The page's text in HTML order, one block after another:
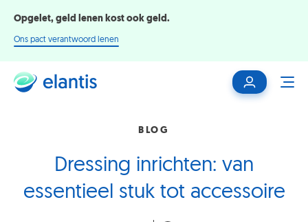
Opgelet, geld lenen kost ook geld.
Ons pact verantwoord lenen
Mijn
klantenzone
BLOG
Dressing inrichten: van
essentieel stuk tot accessoire